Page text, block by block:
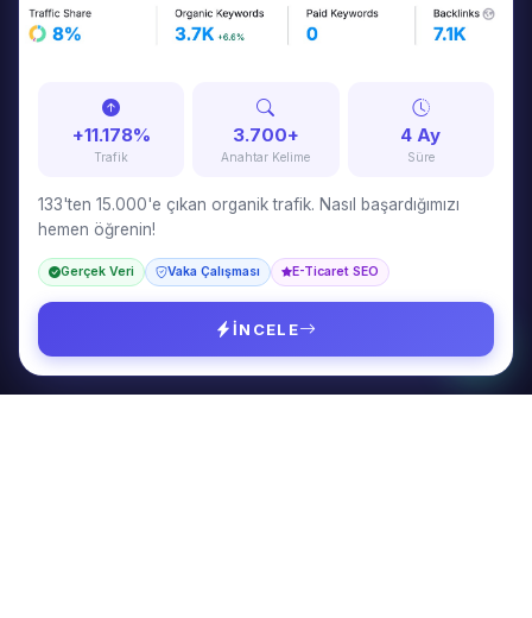
Tuna Özkurt
web tasarım konularında danışmanlık veriyorum.
HIZMETLER
SEO & GEO Danışmanlığı
İçerik Pazarlama
Web Tasarım
+11.178%
Trafik
3.700+
Anahtar Kelime
4 Ay
Süre
133'ten 15.000'e çıkan organik trafik. Nasıl başardığımızı
hemen öğrenin!
Gerçek Veri Vaka Çalışması E-Ticaret SEO
İNCELE